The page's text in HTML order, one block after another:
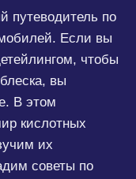
путеводитель по
Если вы
чтобы
вы
В этом
кислотных
их
советы по